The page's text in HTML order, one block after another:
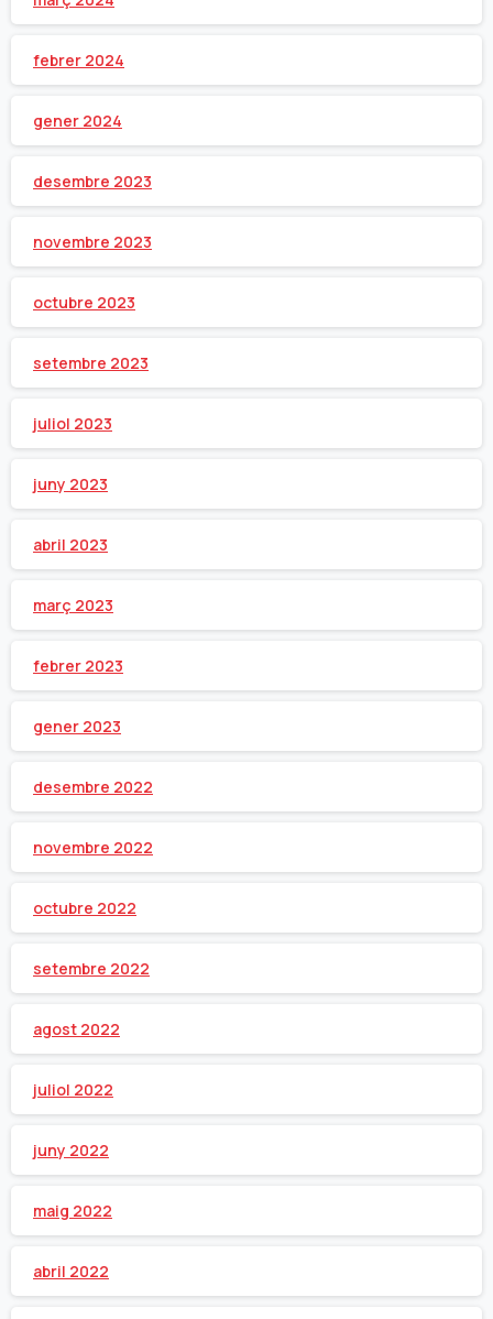
febrer 2024
gener 2024
desembre 2023
novembre 2023
octubre 2023
setembre 2023
juliol 2023
juny 2023
abril 2023
març 2023
febrer 2023
gener 2023
desembre 2022
novembre 2022
octubre 2022
setembre 2022
agost 2022
juliol 2022
juny 2022
maig 2022
abril 2022